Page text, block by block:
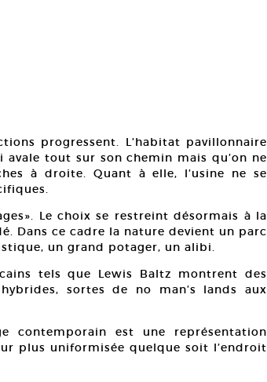
progressent. L’habitat pavillonnaire
tout sur son chemin mais qu’on ne
à droite. Quant à elle, l’usine ne se
Le choix se restreint désormais à la
Dans ce cadre la nature devient un parc
un grand potager, un alibi.
tels que Lewis Baltz montrent des
sortes de no man’s lands aux
contemporain est une représentation
plus uniformisée quelque soit l’endroit